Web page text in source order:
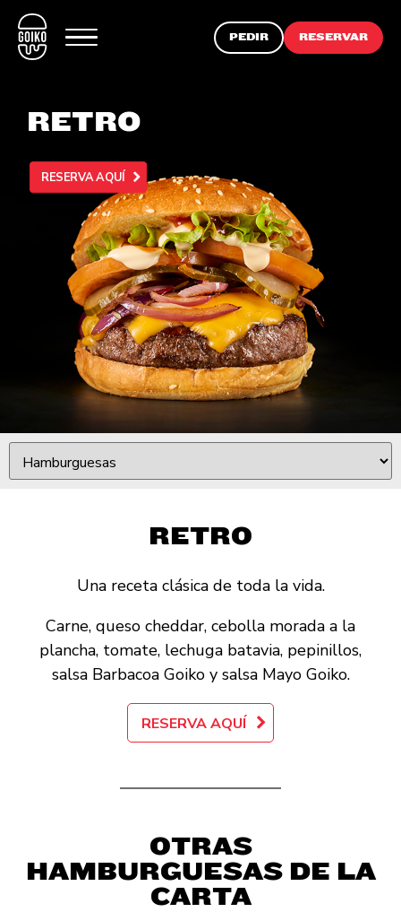
PEDIR RESERVAR
RETRO
RESERVA AQUÍ
RETRO
Una receta clásica de toda la vida.
Carne, queso cheddar, cebolla morada a la
plancha, tomate, lechuga batavia, pepinillos,
salsa Barbacoa Goiko y salsa Mayo Goiko.
RESERVA AQUÍ
OTRAS
HAMBURGUESAS DE LA
CARTA